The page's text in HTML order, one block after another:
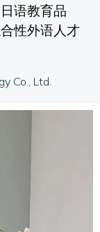
语教育品
性外语人才
Co., Ltd.